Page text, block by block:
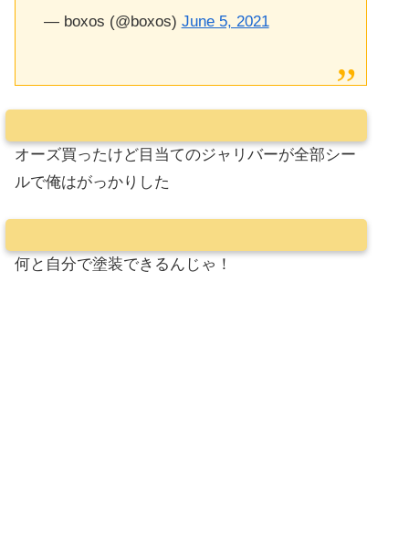
— boxos (@boxos) June 5, 2021
オーズ買ったけど目当てのジャリバーが全部シー
ルで俺はがっかりした
何と自分で塗装できるんじゃ！